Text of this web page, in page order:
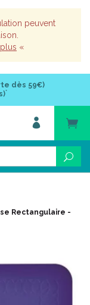
peuvent
«
dès 59€)
*
Rectangulaire -